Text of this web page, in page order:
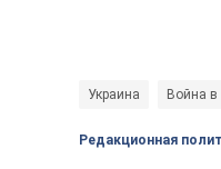
Украина Война в
Редакционная